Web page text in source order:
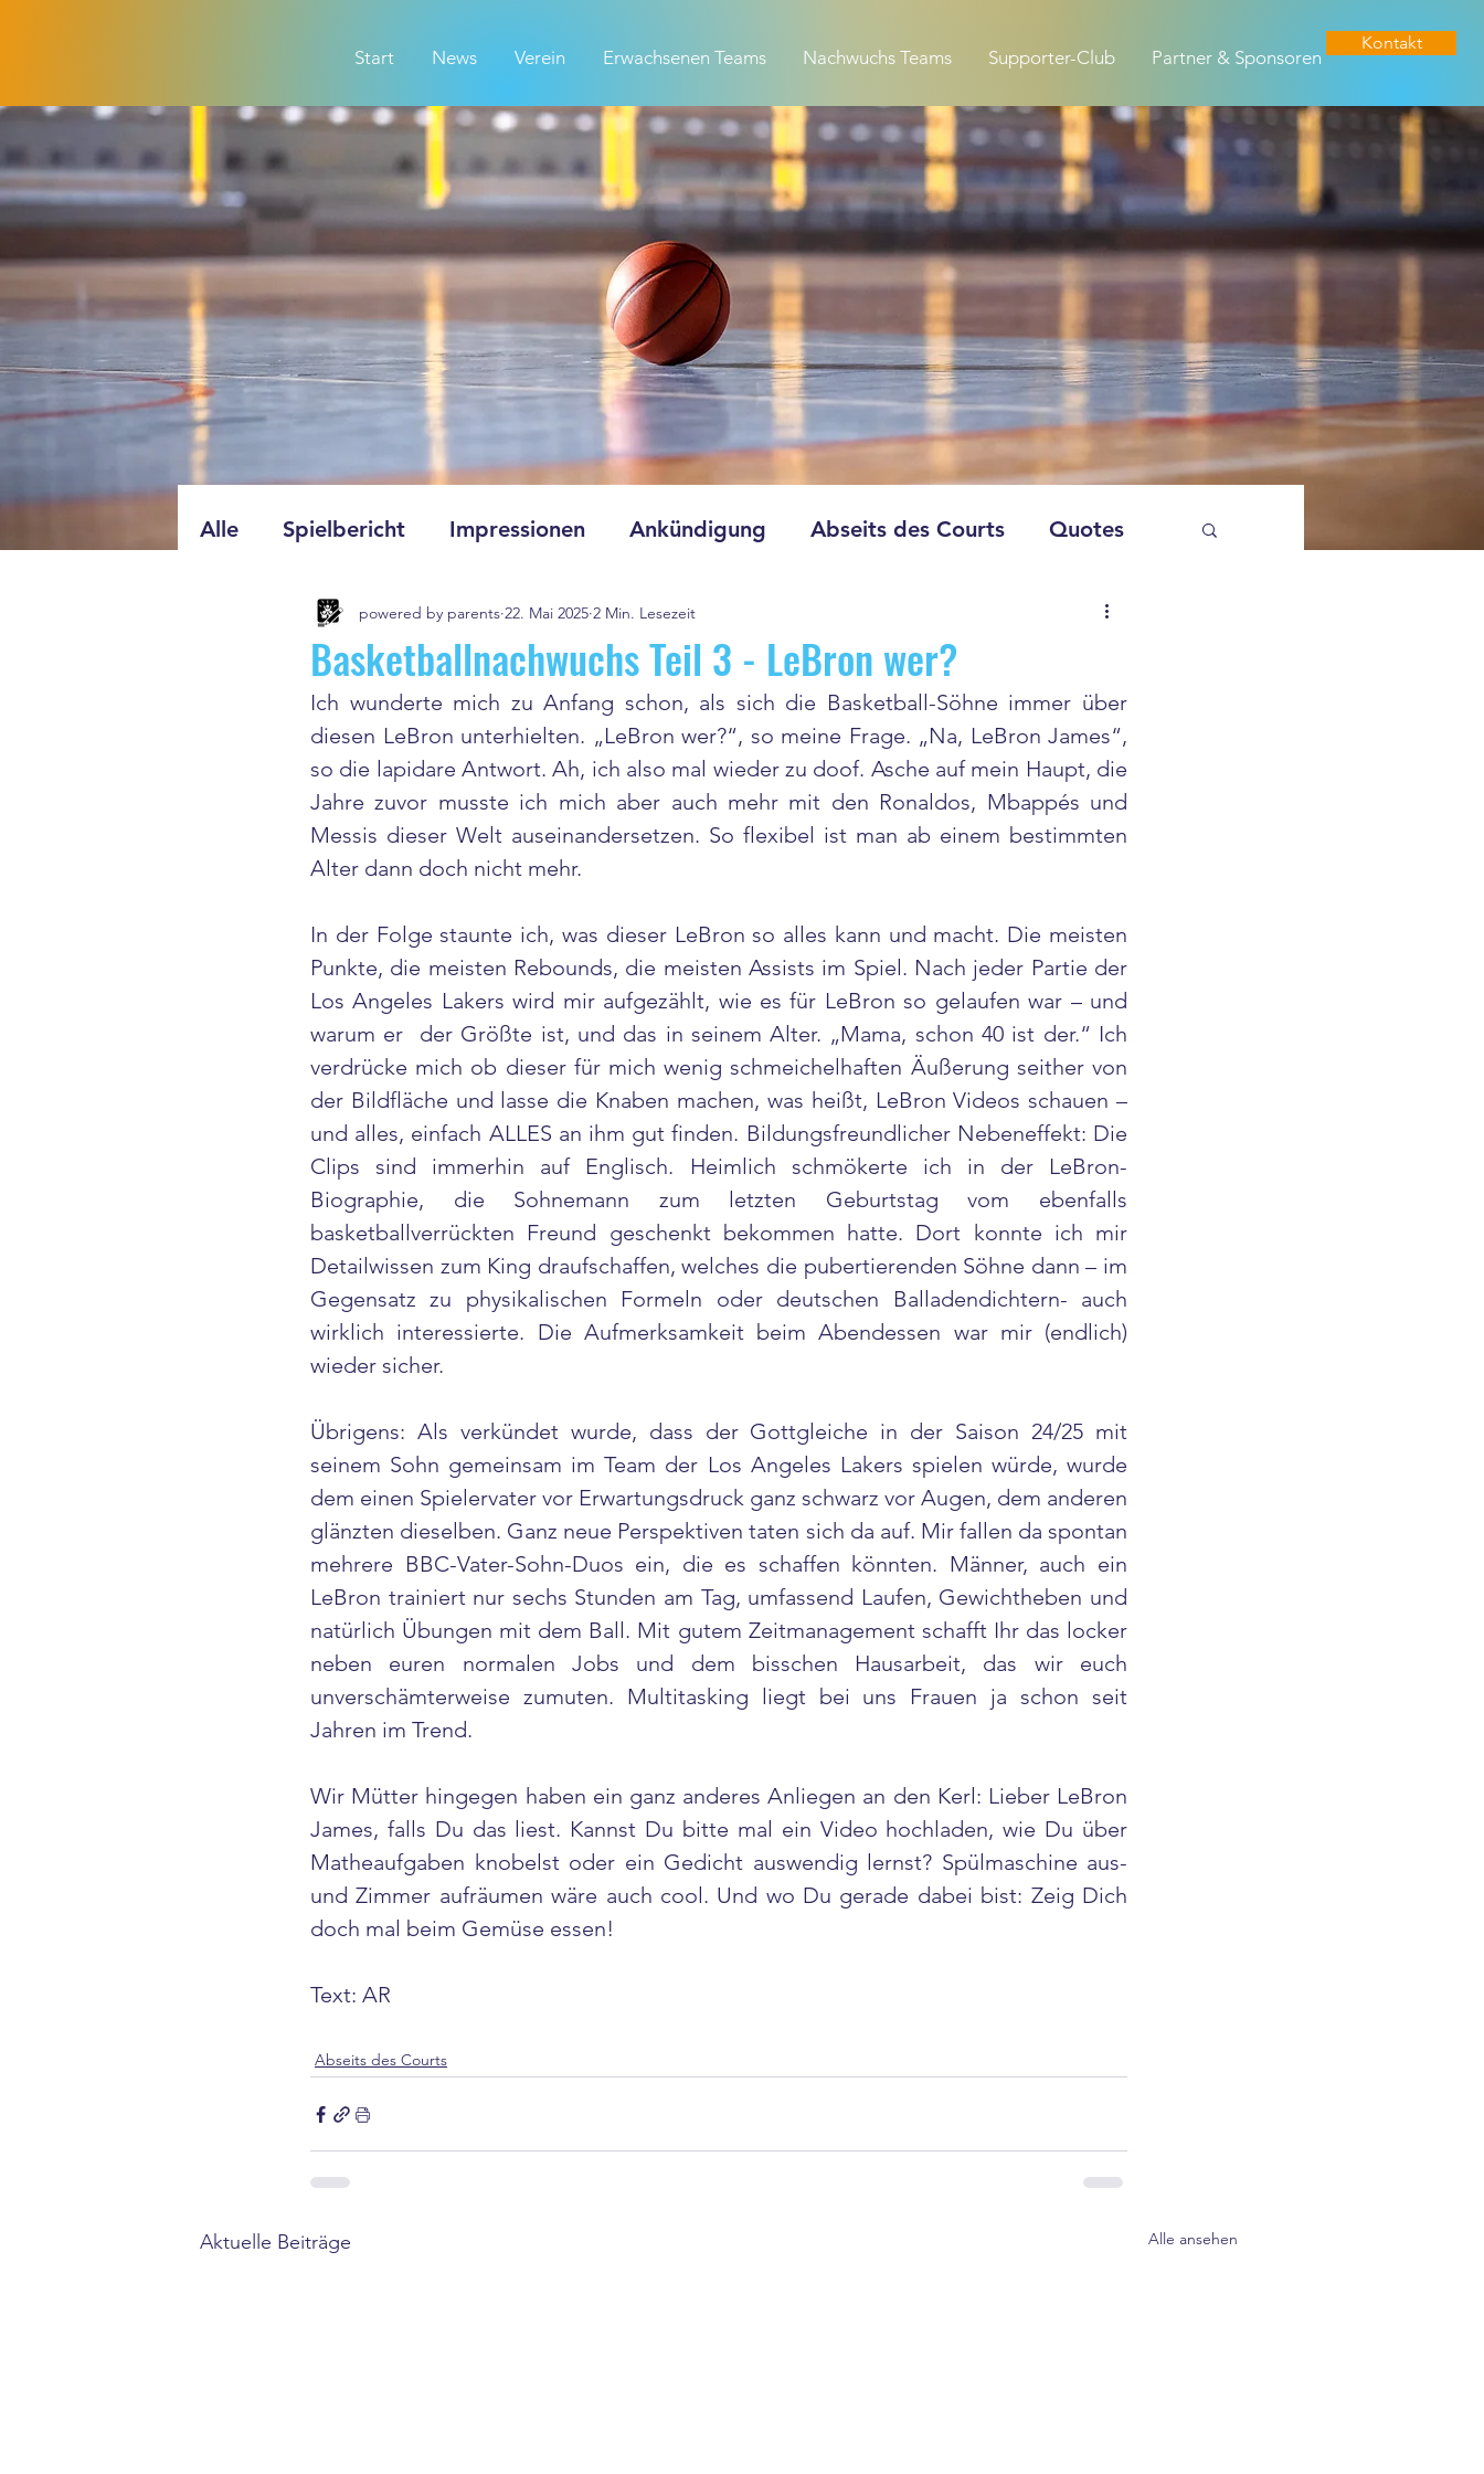
Start News Verein Erwachsenen Teams Nachwuchs Teams Supporter-Club Partner & Sponsoren
Kontakt
Alle Spielbericht Impressionen Ankündigung Abseits des Courts Quotes
Basketballnachwuchs Teil 3 - LeBron wer?
powered by parents 22. Mai 2025 2 Min. Lesezeit
Ich wunderte mich zu Anfang schon, als sich die Basketball-Söhne immer über
diesen LeBron unterhielten. „LeBron wer?“, so meine Frage. „Na, LeBron James“,
so die lapidare Antwort. Ah, ich also mal wieder zu doof. Asche auf mein Haupt, die
Jahre zuvor musste ich mich aber auch mehr mit den Ronaldos, Mbappés und
Messis dieser Welt auseinandersetzen. So flexibel ist man ab einem bestimmten
Alter dann doch nicht mehr.
In der Folge staunte ich, was dieser LeBron so alles kann und macht. Die meisten
Punkte, die meisten Rebounds, die meisten Assists im Spiel. Nach jeder Partie der
Los Angeles Lakers wird mir aufgezählt, wie es für LeBron so gelaufen war – und
warum er  der Größte ist, und das in seinem Alter. „Mama, schon 40 ist der.“ Ich
verdrücke mich ob dieser für mich wenig schmeichelhaften Äußerung seither von
der Bildfläche und lasse die Knaben machen, was heißt, LeBron Videos schauen –
und alles, einfach ALLES an ihm gut finden. Bildungsfreundlicher Nebeneffekt: Die
Clips sind immerhin auf Englisch. Heimlich schmökerte ich in der LeBron-
Biographie, die Sohnemann zum letzten Geburtstag vom ebenfalls
basketballverrückten Freund geschenkt bekommen hatte. Dort konnte ich mir
Detailwissen zum King draufschaffen, welches die pubertierenden Söhne dann – im
Gegensatz zu physikalischen Formeln oder deutschen Balladendichtern- auch
wirklich interessierte. Die Aufmerksamkeit beim Abendessen war mir (endlich)
wieder sicher.
Übrigens: Als verkündet wurde, dass der Gottgleiche in der Saison 24/25 mit
seinem Sohn gemeinsam im Team der Los Angeles Lakers spielen würde, wurde
dem einen Spielervater vor Erwartungsdruck ganz schwarz vor Augen, dem anderen
glänzten dieselben. Ganz neue Perspektiven taten sich da auf. Mir fallen da spontan
mehrere BBC-Vater-Sohn-Duos ein, die es schaffen könnten. Männer, auch ein
LeBron trainiert nur sechs Stunden am Tag, umfassend Laufen, Gewichtheben und
natürlich Übungen mit dem Ball. Mit gutem Zeitmanagement schafft Ihr das locker
neben euren normalen Jobs und dem bisschen Hausarbeit, das wir euch
unverschämterweise zumuten. Multitasking liegt bei uns Frauen ja schon seit
Jahren im Trend.
Wir Mütter hingegen haben ein ganz anderes Anliegen an den Kerl: Lieber LeBron
James, falls Du das liest. Kannst Du bitte mal ein Video hochladen, wie Du über
Matheaufgaben knobelst oder ein Gedicht auswendig lernst? Spülmaschine aus-
und Zimmer aufräumen wäre auch cool. Und wo Du gerade dabei bist: Zeig Dich
doch mal beim Gemüse essen!
Text: AR
Abseits des Courts
Aktuelle Beiträge Alle ansehen